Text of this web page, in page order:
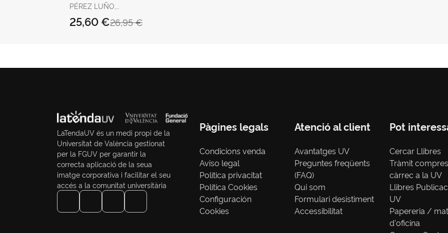
PÉREZ LUÑO,
26,95 €
25,60 €
LaTendaUV és un medi propi de la
Universitat de València gestionat
per la FGUV per garantir la
correcta aplicació de la seua
imatge corporativa i facilitar el seu
accés a la comunitat universitària
Pàgines legals
Condicions venda
Aviso legal
Política privacitat
Política Cookies
Configuración
Cookies
Atenció al client
Avantatges UV
Preguntes freqüents
(FAQ)
Qui som
Formulari desistiment
Accessibilitat
Pot
Cercar Llibres
Tràmit
càrrec a la UV
Llibres
UV
Papereria /
d'oficina